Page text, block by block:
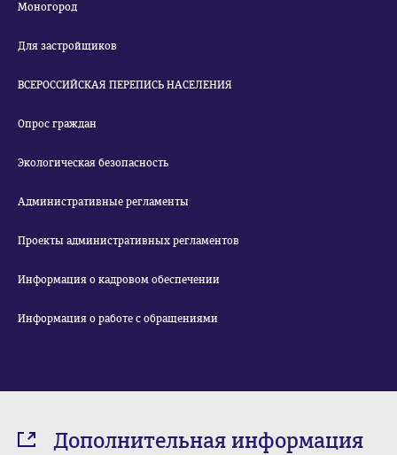
Моногород
Для застройщиков
ВСЕРОССИЙСКАЯ ПЕРЕПИСЬ НАСЕЛЕНИЯ
Опрос граждан
Экологическая безопасность
Административные регламенты
Проекты административных регламентов
Информация о кадровом обеспечении
Информация о работе с обращениями
Дополнительная информация